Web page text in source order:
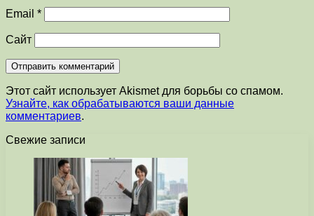
Email *
Сайт
Этот сайт использует Akismet для борьбы со спамом.
Узнайте, как обрабатываются ваши данные
комментариев.
Свежие записи